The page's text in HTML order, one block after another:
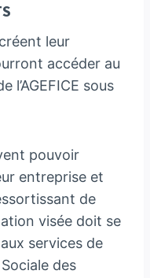
leur
accéder au
l’AGEFICE sous
pouvoir
entreprise et
de
visée doit se
services de
des